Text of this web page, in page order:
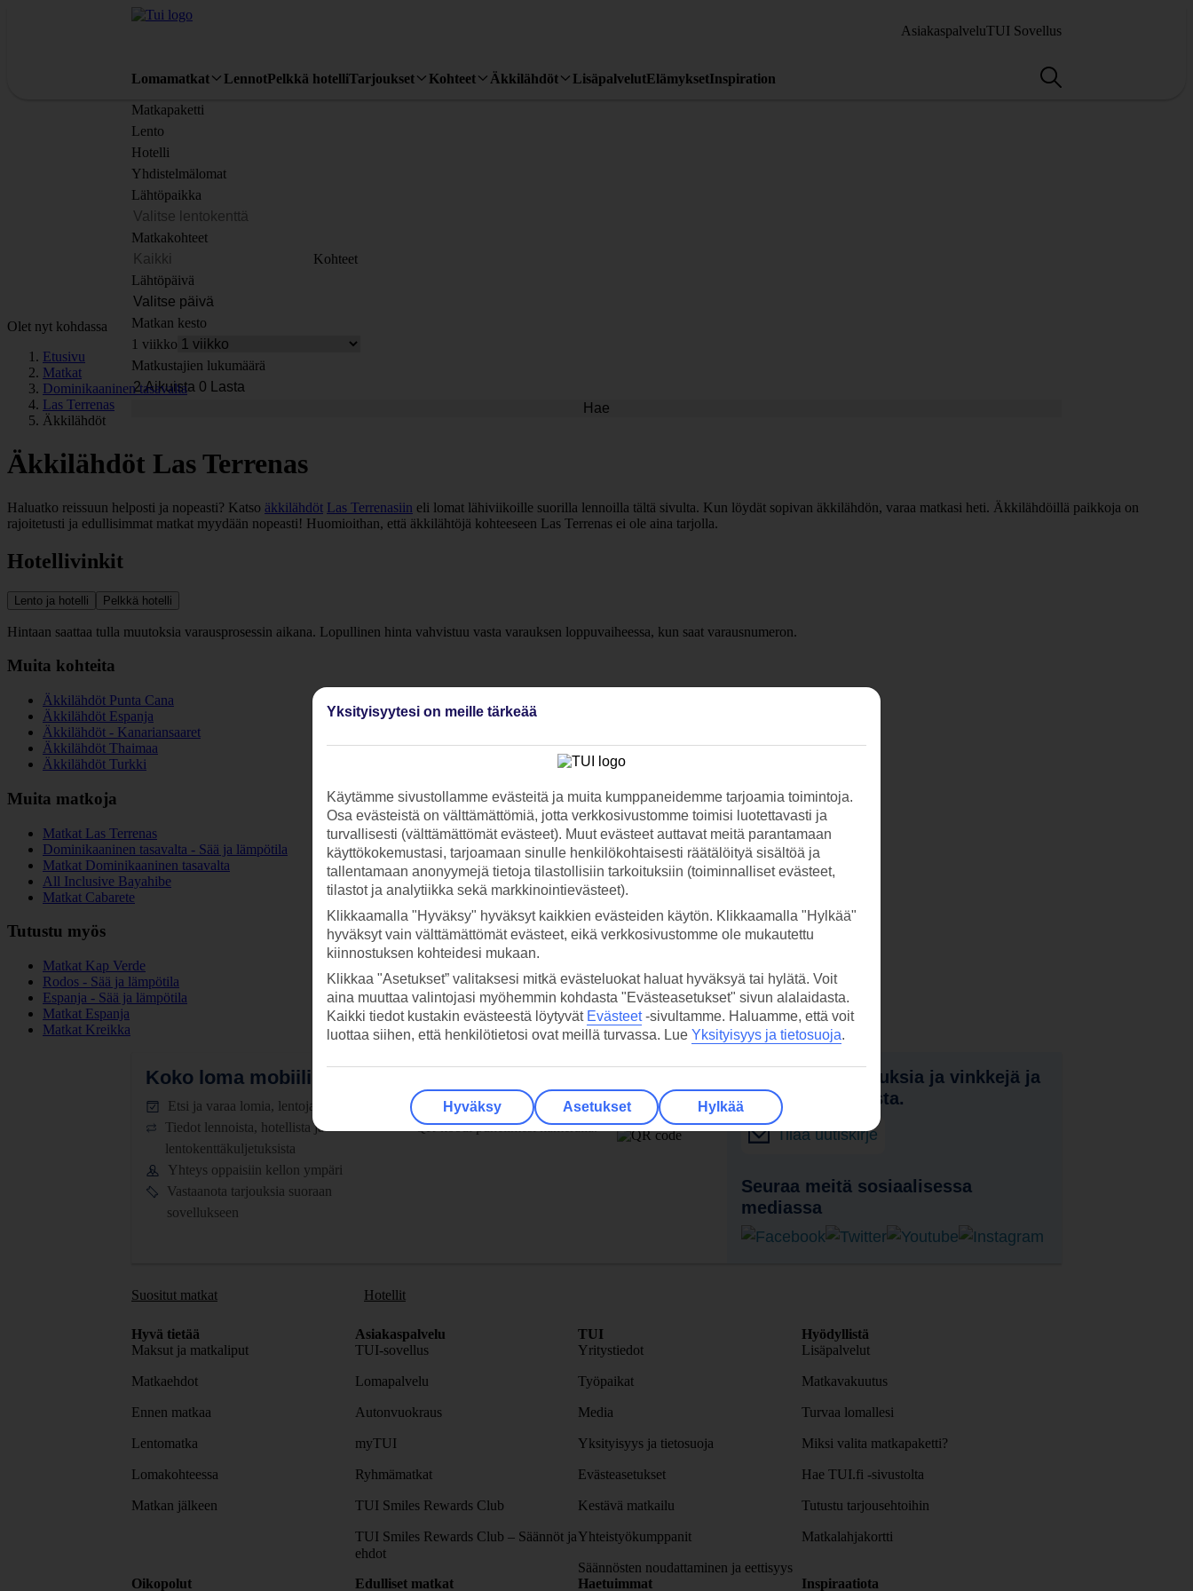
AsiakaspalveluTUI Sovellus
Lomamatkat LennotPelkkä hotelliTarjoukset Kohteet Äkkilähdöt LisäpalvelutElämyksetInspiration
Matkapaketti
Lento
Hotelli
Yhdistelmälomat
Lähtöpaikka
Matkakohteet
Kohteet
Lähtöpäivä
Matkan kesto
1 viikko
Matkustajien lukumäärä
Hae
Olet nyt kohdassa
Etusivu
Matkat
Dominikaaninen tasavalta
Las Terrenas
Äkkilähdöt
Äkkilähdöt Las Terrenas
Haluatko reissuun helposti ja nopeasti? Katso äkkilähdöt Las Terrenasiin eli lomat lähiviikoille suorilla lennoilla tältä sivulta. Kun löydät sopivan äkkilähdön, varaa matkasi heti. Äkkilähdöillä paikkoja on
rajoitetusti ja edullisimmat matkat myydään nopeasti! Huomioithan, että äkkilähtöjä kohteeseen Las Terrenas ei ole aina tarjolla.
Hotellivinkit
Lento ja hotelli Pelkkä hotelli
Hintaan saattaa tulla muutoksia varausprosessin aikana. Lopullinen hinta vahvistuu vasta varauksen loppuvaiheessa, kun saat varausnumeron.
Muita kohteita
Äkkilähdöt Punta Cana
Äkkilähdöt Espanja
Äkkilähdöt - Kanariansaaret
Äkkilähdöt Thaimaa
Äkkilähdöt Turkki
Muita matkoja
Matkat Las Terrenas
Dominikaaninen tasavalta - Sää ja lämpötila
Matkat Dominikaaninen tasavalta
All Inclusive Bayahibe
Matkat Cabarete
Tutustu myös
Matkat Kap Verde
Rodos - Sää ja lämpötila
Espanja - Sää ja lämpötila
Matkat Espanja
Matkat Kreikka
Koko loma mobiilissa.
Etsi ja varaa lomia, lentoja ja hotelleja
Tiedot lennoista, hotellista ja
lentokenttäkuljetuksista
Yhteys oppaisiin kellon ympäri
Vastaanota tarjouksia suoraan
sovellukseen
Lataa sovellus kätevästi lukemalla
QR-koodi puhelimesi kameralla.
Vastaanota tarjouksia ja vinkkejä ja
tietoja uutuuksista.
Tilaa uutiskirje
Seuraa meitä sosiaalisessa
mediassa
Suositut matkat Hotellit
Hyvä tietää
Maksut ja matkaliput
Matkaehdot
Ennen matkaa
Lentomatka
Lomakohteessa
Matkan jälkeen
Asiakaspalvelu
TUI-sovellus
Lomapalvelu
Autonvuokraus
myTUI
Ryhmämatkat
TUI Smiles Rewards Club
TUI Smiles Rewards Club – Säännöt ja
ehdot
TUI
Yritystiedot
Työpaikat
Media
Yksityisyys ja tietosuoja
Evästeasetukset
Kestävä matkailu
Yhteistyökumppanit
Säännösten noudattaminen ja eettisyys
Hyödyllistä
Lisäpalvelut
Matkavakuutus
Turvaa lomallesi
Miksi valita matkapaketti?
Hae TUI.fi -sivustolta
Tutustu tarjousehtoihin
Matkalahjakortti
Oikopolut Edulliset matkat Haetuimmat Inspiraatiota
Yksityisyytesi on meille tärkeää
Käytämme sivustollamme evästeitä ja muita kumppaneidemme tarjoamia toimintoja.
Osa evästeistä on välttämättömiä, jotta verkkosivustomme toimisi luotettavasti ja
turvallisesti (välttämättömät evästeet). Muut evästeet auttavat meitä parantamaan
käyttökokemustasi, tarjoamaan sinulle henkilökohtaisesti räätälöityä sisältöä ja
tallentamaan anonyymejä tietoja tilastollisiin tarkoituksiin (toiminnalliset evästeet,
tilastot ja analytiikka sekä markkinointievästeet).
Klikkaamalla "Hyväksy" hyväksyt kaikkien evästeiden käytön. Klikkaamalla "Hylkää"
hyväksyt vain välttämättömät evästeet, eikä verkkosivustomme ole mukautettu
kiinnostuksen kohteidesi mukaan.
Klikkaa "Asetukset” valitaksesi mitkä evästeluokat haluat hyväksyä tai hylätä. Voit
aina muuttaa valintojasi myöhemmin kohdasta "Evästeasetukset" sivun alalaidasta.
Kaikki tiedot kustakin evästeestä löytyvät Evästeet-sivultamme. Haluamme, että voit
luottaa siihen, että henkilötietosi ovat meillä turvassa. Lue Yksityisyys ja tietosuoja.
Hyväksy Asetukset Hylkää